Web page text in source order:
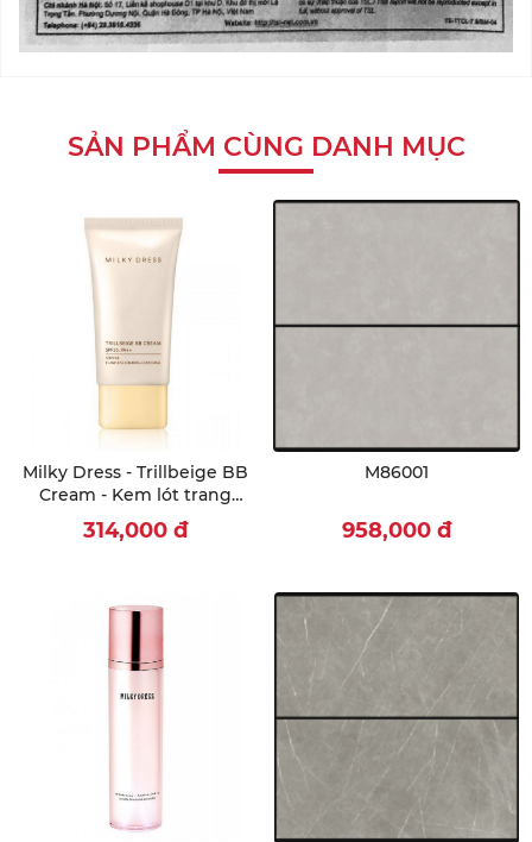
SẢN PHẨM CÙNG DANH MỤC
Milky Dress - Trillbeige BB
Cream - Kem lót trang
điểm 3 tác dụng (35g)
314,000 đ
M86001
958,000 đ